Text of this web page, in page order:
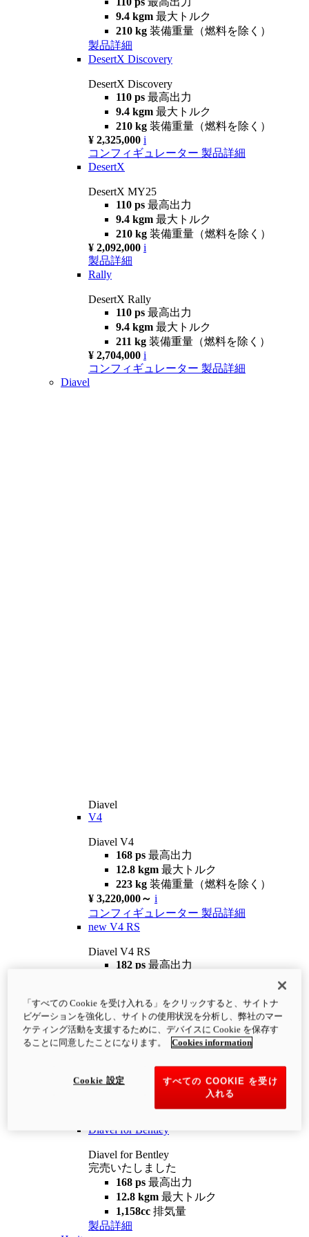
9.4 kgm 最大トルク
210 kg 装備重量（燃料を除く）
製品詳細
DesertX Discovery
DesertX Discovery
110 ps 最高出力
9.4 kgm 最大トルク
210 kg 装備重量（燃料を除く）
¥ 2,325,000 i
コンフィギュレーター 製品詳細
DesertX
DesertX MY25
110 ps 最高出力
9.4 kgm 最大トルク
210 kg 装備重量（燃料を除く）
¥ 2,092,000 i
製品詳細
Rally
DesertX Rally
110 ps 最高出力
9.4 kgm 最大トルク
211 kg 装備重量（燃料を除く）
¥ 2,704,000 i
コンフィギュレーター 製品詳細
Diavel
Diavel
V4
Diavel V4
168 ps 最高出力
12.8 kgm 最大トルク
223 kg 装備重量（燃料を除く）
¥ 3,220,000～ i
コンフィギュレーター 製品詳細
new V4 RS
Diavel V4 RS
182 ps 最高出力
¥4,400,000 i
コンフィギュレーター 製品詳細
newV4 RS 100
12.2 kgm
最大トルク
装備重量（燃料を除く）
Diavel for Bentley
Diavel for Bentley
完売いたしました
168 ps 最高出力
12.8 kgm 最大トルク
1,158cc 排気量
製品詳細
「すべての Cookie を受け入れる」をクリックすると、サイトナ
ビゲーションを強化し、サイトの使用状況を分析し、弊社のマー
ケティング活動を支援するために、デバイスに Cookie を保存す
ることに同意したことになります。
Cookies information
すべての COOKIE を受け
入れる
Cookie 設定